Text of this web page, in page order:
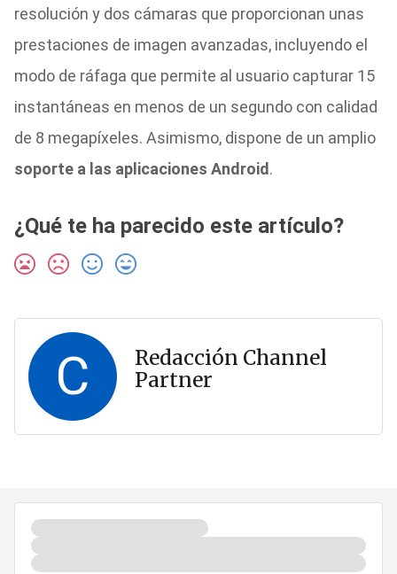
resolución y dos cámaras que proporcionan unas
prestaciones de imagen avanzadas, incluyendo el
modo de ráfaga que permite al usuario capturar 15
instantáneas en menos de un segundo con calidad
de 8 megapíxeles. Asimismo, dispone de un amplio
soporte a las aplicaciones Android .
¿Qué te ha parecido este artículo?
C
Redacción Channel
Partner